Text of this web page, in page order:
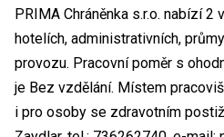
PRIMA Chráněnka s.r.o. nabízí
hotelích, administrativních,
provozu. Pracovní poměr s
je Bez vzdělání. Místem
i pro osoby se zdravotním